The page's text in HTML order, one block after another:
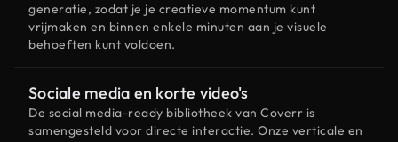
generatie, zodat je je creatieve momentum kunt
vrijmaken en binnen enkele minuten aan je visuele
behoeften kunt voldoen.
Sociale media en korte video's
De social media-ready bibliotheek van Coverr is
samengesteld voor directe interactie. Onze verticale en